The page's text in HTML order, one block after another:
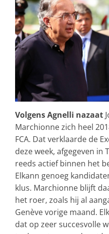
Volgens Agnelli nazaat
Marchionne zich heel
FCA. Dat verklaarde de
deze week, afgegeven in
reeds actief binnen het
Elkann genoeg
klus. Marchionne blijft
het roer, zoals hij al
Genève vorige maand.
dat op zeer succesvolle